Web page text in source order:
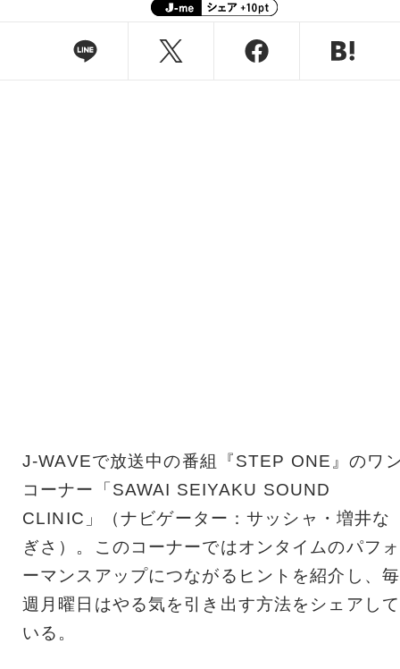
J-WAVEで放送中の番組『STEP ONE』のワ
コーナー「SAWAI SEIYAKU SOUND
CLINIC」（ナビゲーター：サッシャ・増井な
ぎさ）。このコーナーではオンタイムのパフォ
ーマンスアップにつながるヒントを紹介し、毎
週月曜日はやる気を引き出す方法をシェアして
いる。